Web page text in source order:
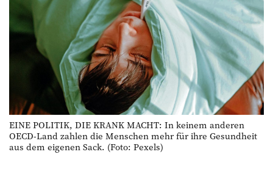
EINE POLITIK, DIE KRANK MACHT: In keinem anderen
OECD-Land zahlen die Menschen mehr für ihre Gesundheit
aus dem eigenen Sack. (Foto: Pexels)